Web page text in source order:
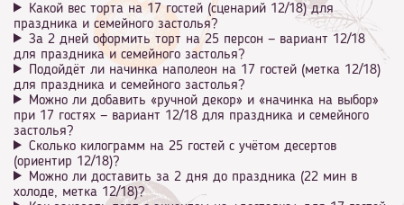
Какой вес торта на 17 гостей (сценарий 12/18) для
праздника и семейного застолья?
За 2 дней оформить торт на 25 персон — вариант 12/18
для праздника и семейного застолья?
Подойдёт ли начинка наполеон на 17 гостей (метка 12/18)
для праздника и семейного застолья?
Можно ли добавить «ручной декор» и «начинка на выбор»
при 17 гостях — вариант 12/18 для праздника и семейного
застолья?
Сколько килограмм на 25 гостей с учётом десертов
(ориентир 12/18)?
Можно ли доставить за 2 дня до праздника (22 мин в
холоде, метка 12/18)?